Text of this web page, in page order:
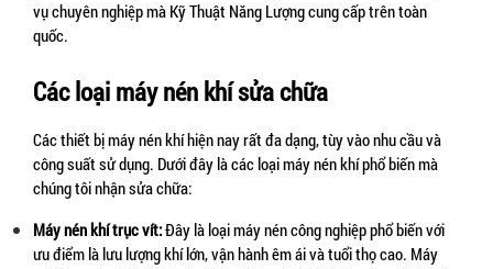
vụ chuyên nghiệp mà Kỹ Thuật Năng Lượng cung cấp trên toàn
quốc.
Các loại máy nén khí sửa chữa
Các thiết bị máy nén khí hiện nay rất đa dạng, tùy vào nhu cầu và
công suất sử dụng. Dưới đây là các loại máy nén khí phổ biến mà
chúng tôi nhận sửa chữa:
Máy nén khí trục vít: Đây là loại máy nén công nghiệp phổ biến với
ưu điểm là lưu lượng khí lớn, vận hành êm ái và tuổi thọ cao. Máy